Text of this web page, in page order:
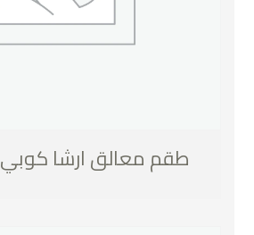
طقم معالق ارشا كوبي 86 قطعه